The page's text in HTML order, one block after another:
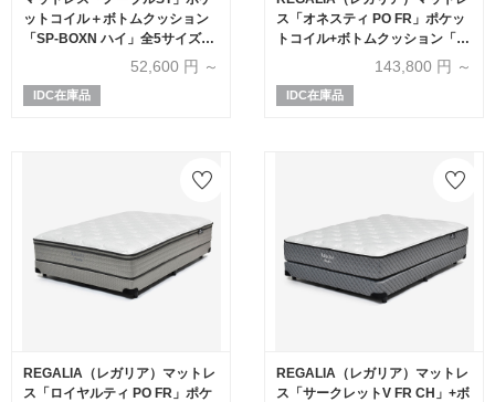
ットコイル＋ボトムクッション
「SP-BOXN ハイ」全5サイズ
【マットレス+ボトムのセット】
52,600 円 ～
IDC在庫品
ス「オネスティ PO FR」ポケッ
トコイル+ボトムクッション「レ
ガリアスタンダード BN FR ハ
イ」全5サイズ【マットレス+ボ
トムのセット】
143,800 円 ～
IDC在庫品
REGALIA（レガリア）マットレ
ス「ロイヤルティ PO FR」ポケ
REGALIA（レガリア）マットレ
ス「サークレットV FR CH」+ボ